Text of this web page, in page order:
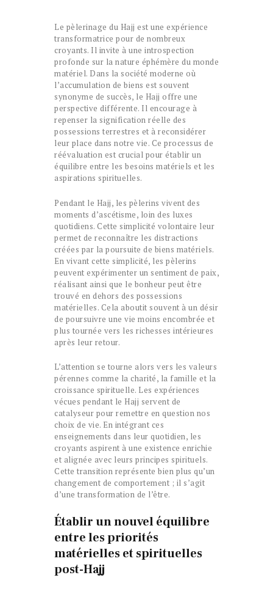
Le pèlerinage du Hajj est une expérience
transformatrice pour de nombreux
croyants. Il invite à une introspection
profonde sur la nature éphémère du monde
matériel. Dans la société moderne où
l’accumulation de biens est souvent
synonyme de succès, le Hajj offre une
perspective différente. Il encourage à
repenser la signification réelle des
possessions terrestres et à reconsidérer
leur place dans notre vie. Ce processus de
réévaluation est crucial pour établir un
équilibre entre les besoins matériels et les
aspirations spirituelles.
Pendant le Hajj, les pèlerins vivent des
moments d’ascétisme, loin des luxes
quotidiens. Cette simplicité volontaire leur
permet de reconnaître les distractions
créées par la poursuite de biens matériels.
En vivant cette simplicité, les pèlerins
peuvent expérimenter un sentiment de paix,
réalisant ainsi que le bonheur peut être
trouvé en dehors des possessions
matérielles. Cela aboutit souvent à un désir
de poursuivre une vie moins encombrée et
plus tournée vers les richesses intérieures
après leur retour.
L’attention se tourne alors vers les valeurs
pérennes comme la charité, la famille et la
croissance spirituelle. Les expériences
vécues pendant le Hajj servent de
catalyseur pour remettre en question nos
choix de vie. En intégrant ces
enseignements dans leur quotidien, les
croyants aspirent à une existence enrichie
et alignée avec leurs principes spirituels.
Cette transition représente bien plus qu’un
changement de comportement ; il s’agit
d’une transformation de l’être.
Établir un nouvel équilibre
entre les priorités
matérielles et spirituelles
post-Hajj